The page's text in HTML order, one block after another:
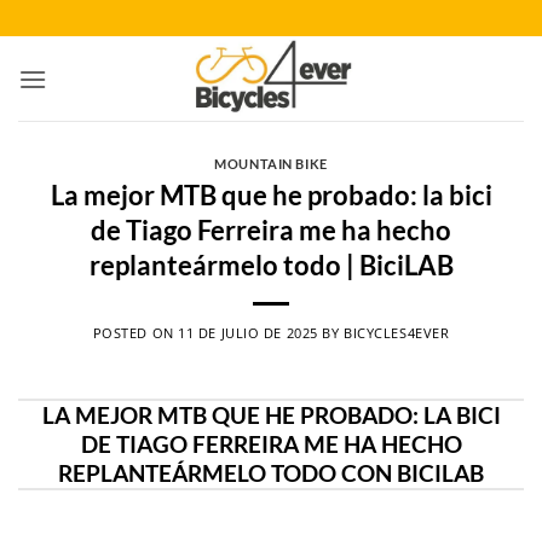
al
contenido
MOUNTAIN BIKE
La mejor MTB que he probado: la bici
de Tiago Ferreira me ha hecho
replanteármelo todo | BiciLAB
POSTED ON 11 DE JULIO DE 2025 BY BICYCLES4EVER
LA MEJOR MTB QUE HE PROBADO: LA BICI
DE TIAGO FERREIRA ME HA HECHO
REPLANTEÁRMELO TODO CON BICILAB